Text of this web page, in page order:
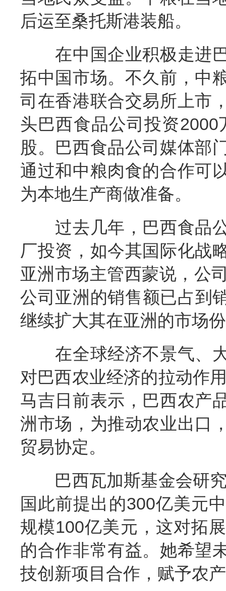
后运至桑托斯港装船。
在中国企业积极走进巴
拓中国市场。不久前，中
司在香港联合交易所上市
头巴西食品公司投资
股。巴西食品公司媒体部
通过和中粮肉食的合作可
为本地生产商做准备。
过去几年，巴西食品公
厂投资，如今其国际化战
亚洲市场主管西蒙说，公
公司亚洲的销售额已占到
继续扩大其在亚洲的市场
在全球经济不景气、大
对巴西农业经济的拉动作
马吉日前表示，巴西农产
洲市场，为推动农业出口
贸易协定。
巴西瓦加斯基金会研究
国此前提出的300亿美元
规模100亿美元，这对拓
的合作非常有益。她希望
技创新项目合作，赋予农